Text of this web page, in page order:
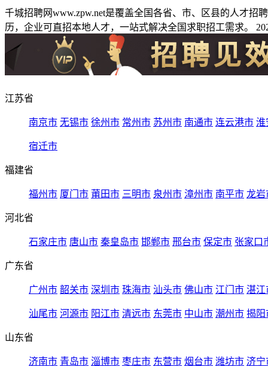
千城招聘网www.zpw.net是覆盖全国各省、市、区县的人才
历，企业可直招本地人才，一站式解决全国求职招工需求。
江苏省
南京市 无锡市 徐州市 常州市 苏州市 南通市 连云港市 淮
宿迁市
福建省
福州市 厦门市 莆田市 三明市 泉州市 漳州市 南平市 龙岩
河北省
石家庄市 唐山市 秦皇岛市 邯郸市 邢台市 保定市 张家口
广东省
广州市 韶关市 深圳市 珠海市 汕头市 佛山市 江门市 湛江
汕尾市 河源市 阳江市 清远市 东莞市 中山市 潮州市 揭阳
山东省
济南市 青岛市 淄博市 枣庄市 东营市 烟台市 潍坊市 济宁